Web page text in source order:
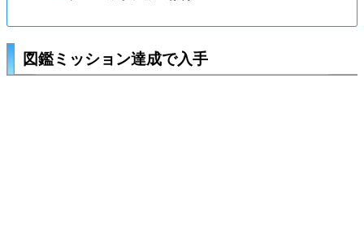
図鑑ミッション達成で入手